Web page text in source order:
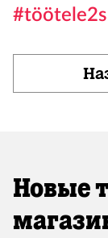
#töötele2s
Новые